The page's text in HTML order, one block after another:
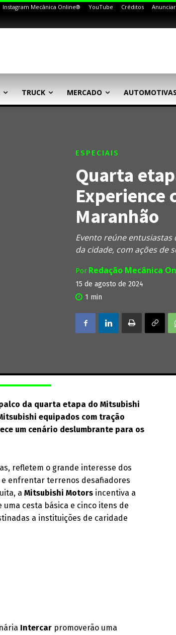
Instagram Mecânica Online® YouTube Créditos Anunciar
TRUCK MERCADO AUTOMOTIVAS
ESPECIAIS
Quarta
Experience
Maranhão
Evento reúne entusiastas
da cidade, com ações de
Por Redação Mecânica
15 de agosto de 2024
1 min
da quarta etapa do Mitsubishi
equipados com tração
um cenário deslumbrante para os
refletem o grande interesse dos
enfrentar terrenos desafiadores
aMitsubishi Motors incentiva a
cesta básica e cinco itens de
a instituições de caridade
Intercar promoverão uma